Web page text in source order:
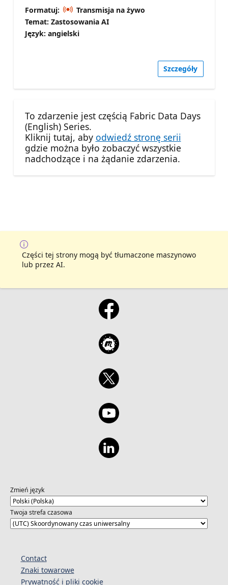
Formatuj:
Transmisja na żywo
Temat: Zastosowania AI
Język: angielski
Szczegóły
To zdarzenie jest częścią Fabric Data Days
(English) Series.
Kliknij tutaj, aby odwiedź stronę serii
gdzie można było zobaczyć wszystkie
nadchodzące i na żądanie zdarzenia.
Części tej strony mogą być tłumaczone maszynowo
lub przez AI.
Zmień język
Twoja strefa czasowa
Contact
Znaki towarowe
Prywatność i pliki cookie